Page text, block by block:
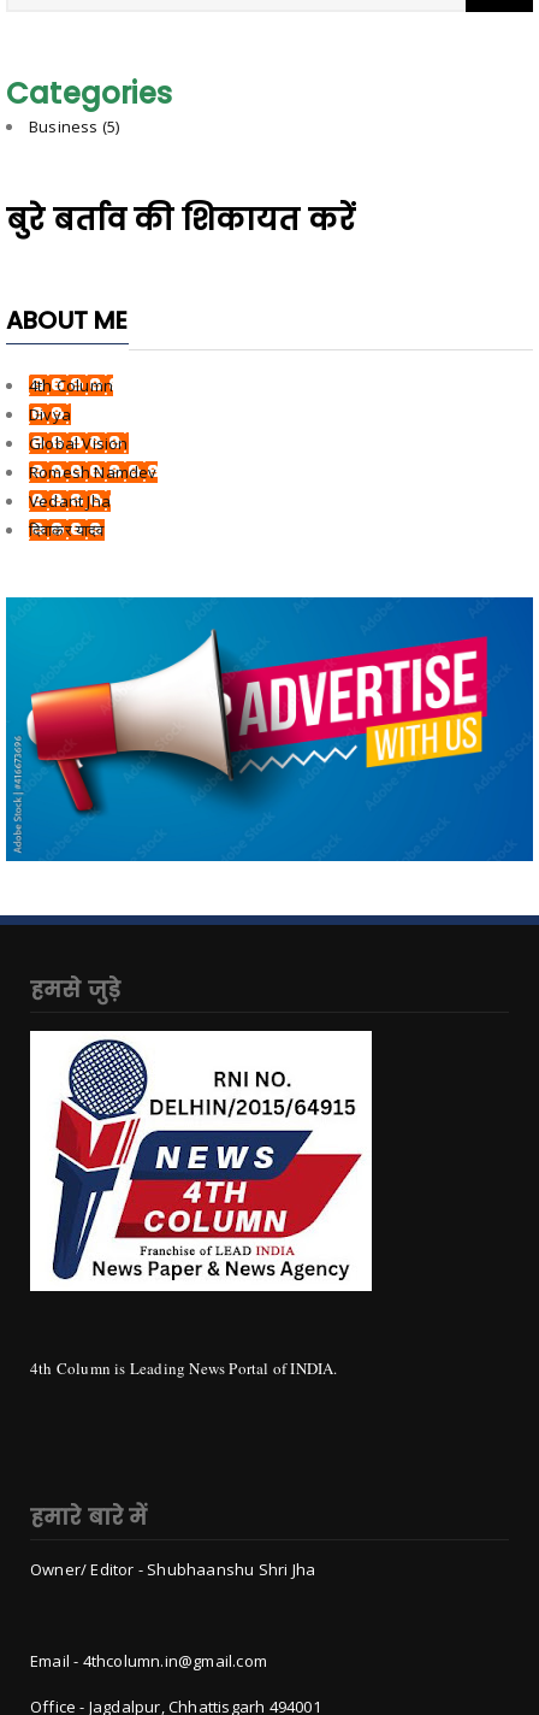
Categories
Business (5)
बुरे बर्ताव की शिकायत करें
ABOUT ME
4th Column
Divya
Global Vision
Romesh Namdev
Vedant Jha
दिवाकर यादव
हमसे जुड़े
4th Column is Leading News Portal of INDIA.
हमारे बारे में
Owner/ Editor - Shubhaanshu Shri Jha
Email - 4thcolumn.in@gmail.com
Office - Jagdalpur, Chhattisgarh 494001